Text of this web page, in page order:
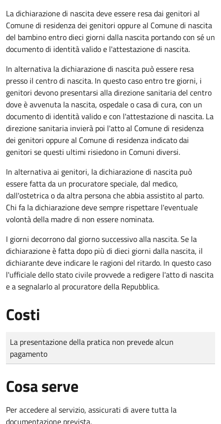
La dichiarazione di nascita deve essere resa dai genitori al
Comune di residenza dei genitori oppure al Comune di nascita
del bambino entro dieci giorni dalla nascita portando con sé un
documento di identità valido e l'attestazione di nascita.
In alternativa la dichiarazione di nascita può essere resa
presso il centro di nascita. In questo caso entro tre giorni, i
genitori devono presentarsi alla direzione sanitaria del centro
dove è avvenuta la nascita, ospedale o casa di cura, con un
documento di identità valido e con l'attestazione di nascita. La
direzione sanitaria invierà poi l'atto al Comune di residenza
dei genitori oppure al Comune di residenza indicato dai
genitori se questi ultimi risiedono in Comuni diversi.
In alternativa ai genitori, la dichiarazione di nascita può
essere fatta da un procuratore speciale, dal medico,
dall'ostetrica o da altra persona che abbia assistito al parto.
Chi fa la dichiarazione deve sempre rispettare l'eventuale
volontà della madre di non essere nominata.
I giorni decorrono dal giorno successivo alla nascita. Se la
dichiarazione è fatta dopo più di dieci giorni dalla nascita, il
dichiarante deve indicare le ragioni del ritardo. In questo caso
l'ufficiale dello stato civile provvede a redigere l'atto di nascita
e a segnalarlo al procuratore della Repubblica.
Costi
Tipo di pagamento
Importo
La presentazione della pratica non prevede alcun
pagamento
Cosa serve
Per accedere al servizio, assicurati di avere tutta la
documentazione prevista.